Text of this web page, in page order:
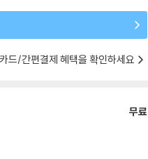
카드/간편결제 혜택을 확인하세요
무료